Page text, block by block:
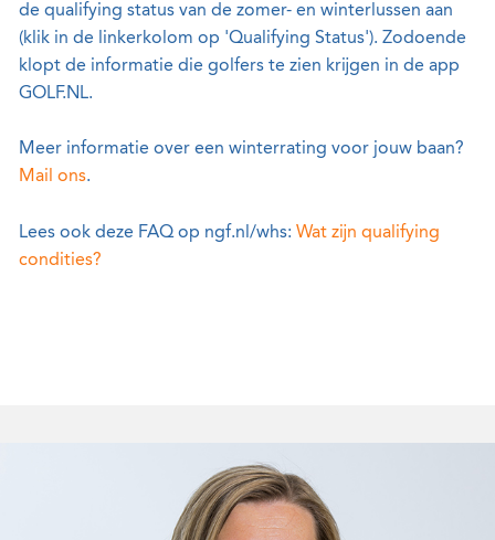
de qualifying status van de zomer- en winterlussen aan
(klik in de linkerkolom op 'Qualifying Status'). Zodoende
klopt de informatie die golfers te zien krijgen in de app
GOLF.NL.
Meer informatie over een winterrating voor jouw baan?
Mail ons.
Lees ook deze FAQ op ngf.nl/whs: Wat zijn qualifying
condities?